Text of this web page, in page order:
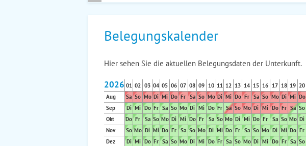
Belegungskalender
Hier sehen Sie die aktuellen Belegungsdaten der Unterkunft.
2026 01 02 03 04 05 06 07 08 09 10 11 12 13 14 15 16 17 18 19 20
Aug
Sa So Mo Di Mi Do Fr Sa So Mo Di Mi Do Fr Sa So Mo Di Mi Do
Sep
Di Mi Do Fr Sa So Mo Di Mi Do Fr Sa So Mo Di Mi Do Fr Sa So
Okt
Do Fr Sa So Mo Di Mi Do Fr Sa So Mo Di Mi Do Fr Sa So Mo Di
Nov
So Mo Di Mi Do Fr Sa So Mo Di Mi Do Fr Sa So Mo Di Mi Do Fr
Dez
Di Mi Do Fr Sa So Mo Di Mi Do Fr Sa So Mo Di Mi Do Fr Sa So